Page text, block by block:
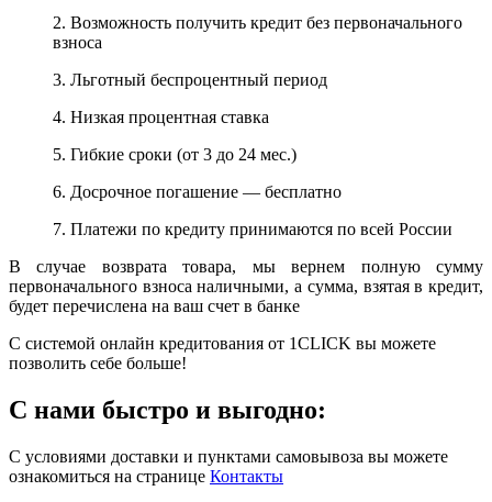
2. Возможность получить кредит без первоначального
взноса
3. Льготный беспроцентный период
4. Низкая процентная ставка
5. Гибкие сроки (от 3 до 24 мес.)
6. Досрочное погашение — бесплатно
7. Платежи по кредиту принимаются по всей России
В случае возврата товара, мы вернем полную сумму
первоначального взноса наличными, а сумма, взятая в кредит,
будет перечислена на ваш счет в банке
С системой онлайн кредитования от 1CLICK вы можете
позволить себе больше!
С нами быстро и выгодно:
С условиями доставки и пунктами самовывоза вы можете
ознакомиться на странице Контакты